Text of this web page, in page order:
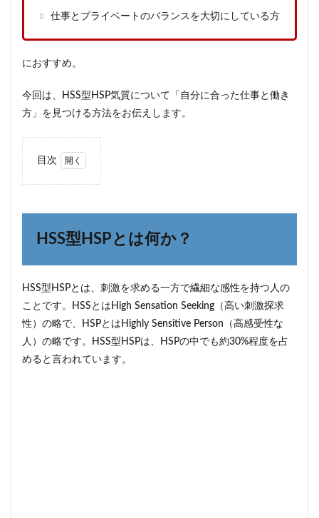
仕事とプライベートのバランスを大切にしている方
におすすめ。
今回は、HSS型HSP気質について「自分に合った仕事と働き
方」を見つける方法をお伝えします。
目次
とは
何
HSS
型
HSP
義と
特徴
HSS型HSPとは何か？
HSS型HSPとは、刺激を求める一方で繊細な感性を持つ人の
ことです。HSSとはHigh Sensation Seeking（高い刺激探求
性）の略で、HSPとはHighly Sensitive Person（高感受性な
人）の略です。HSS型HSPは、HSPの中でも約30%程度を占
めると言われています。